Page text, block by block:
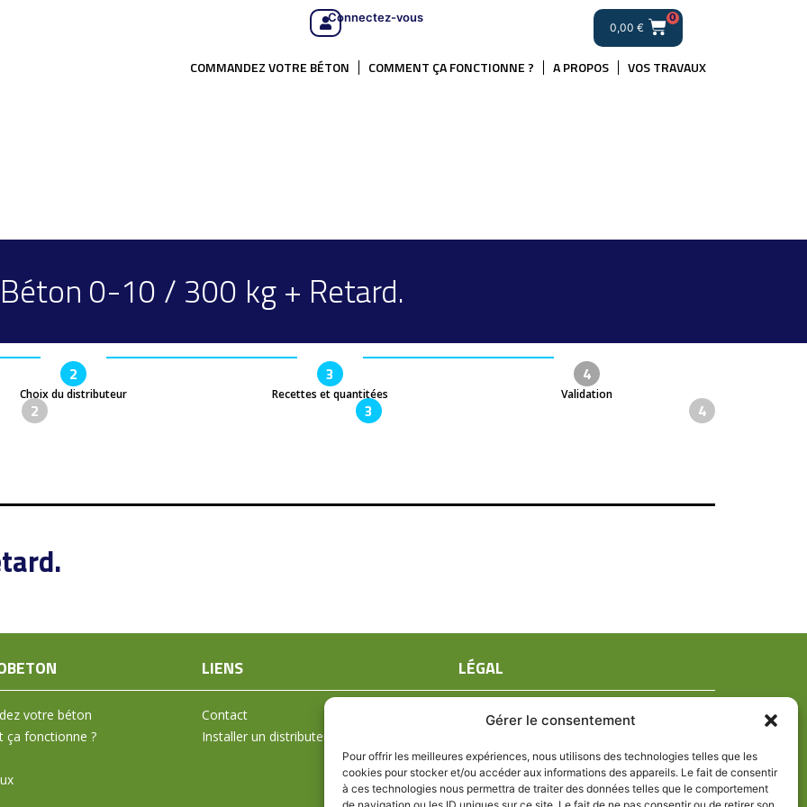
Gérer le consentement
Pour offrir les meilleures expériences, nous utilisons des technologies telles que les
cookies pour stocker et/ou accéder aux informations des appareils. Le fait de consentir
à ces technologies nous permettra de traiter des données telles que le comportement
Connectez-vous
0,00 €
0
COMMANDEZ VOTRE BÉTON COMMENT ÇA FONCTIONNE ? A PROPOS VOS TRAVAUX
Béton 0-10 / 300 kg + Retard.
2
Choix du distributeur
3
Recettes et quantitées
4
Validation
2 3 4
votre béton
ça fonctionne ?
LIENS
Contact
Installer un distributeur
LÉGAL
Mentions légales
Politique de confidentialité
Politique de cookies (UE)